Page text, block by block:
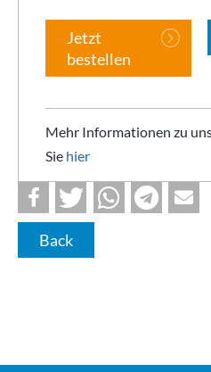
Jetzt
bestellen
Mehr Informationen zu
Sie hier
Back